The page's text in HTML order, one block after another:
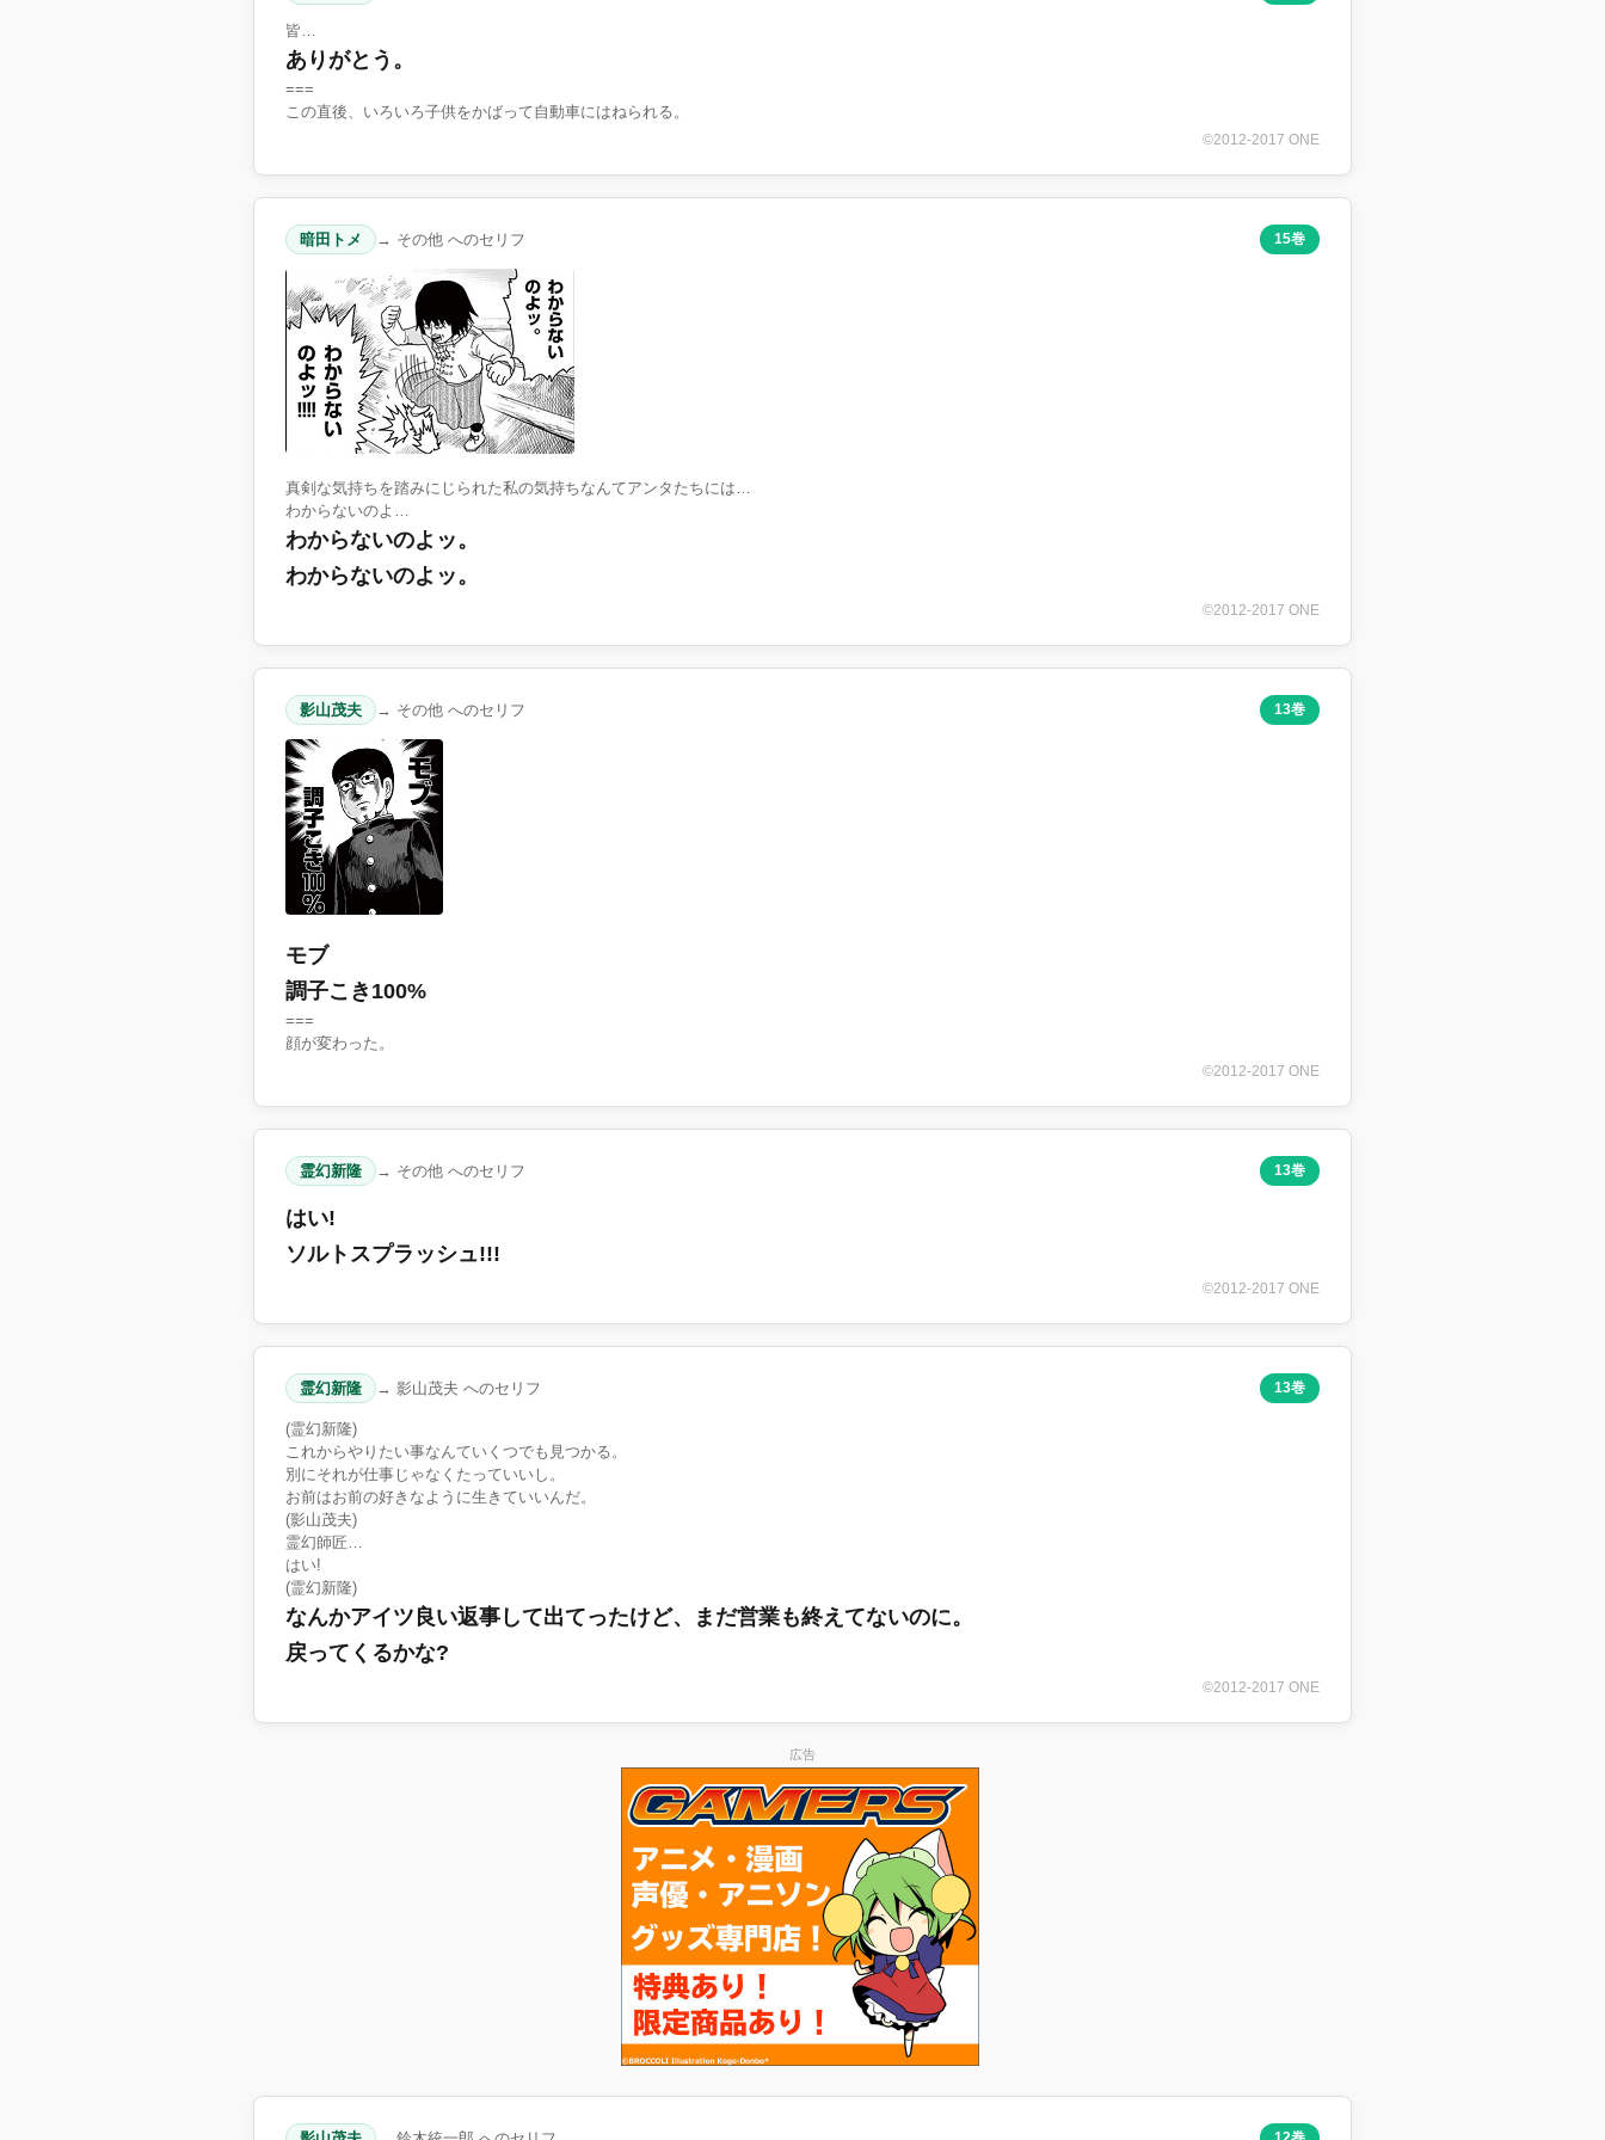
皆…
ありがとう。
===
この直後、いろいろ子供をかばって自動車にはねられる。
©2012-2017 ONE
暗田トメ → その他 へのセリフ 15巻
真剣な気持ちを踏みにじられた私の気持ちなんてアンタたちには…
わからないのよ…
わからないのよッ。
わからないのよッ。
©2012-2017 ONE
影山茂夫 → その他 へのセリフ 13巻
モブ
調子こき100%
===
顔が変わった。
©2012-2017 ONE
霊幻新隆 → その他 へのセリフ 13巻
はい!
ソルトスプラッシュ!!!
©2012-2017 ONE
霊幻新隆 → 影山茂夫 へのセリフ 13巻
(霊幻新隆)
これからやりたい事なんていくつでも見つかる。
別にそれが仕事じゃなくたっていいし。
お前はお前の好きなように生きていいんだ。
(影山茂夫)
霊幻師匠…
はい!
(霊幻新隆)
なんかアイツ良い返事して出てったけど、まだ営業も終えてないのに。
戻ってくるかな?
©2012-2017 ONE
広告